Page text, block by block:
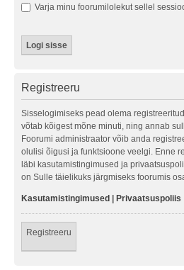
Varja minu foorumilolekut sellel
Registreeru
Sisselogimiseks pead olema
võtab kõigest mõne minuti, ning annab
Foorumi administraator võib anda
olulisi õigusi ja funktsioone veelgi. Enne
läbi kasutamistingimused ja
on Sulle täielikuks järgmiseks foorumis
Kasutamistingimused Privaatsuspoliis
Registreeru